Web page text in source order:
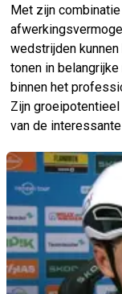
Met zijn
wedstrijden
tonen in
binnen het
Zijn
van de